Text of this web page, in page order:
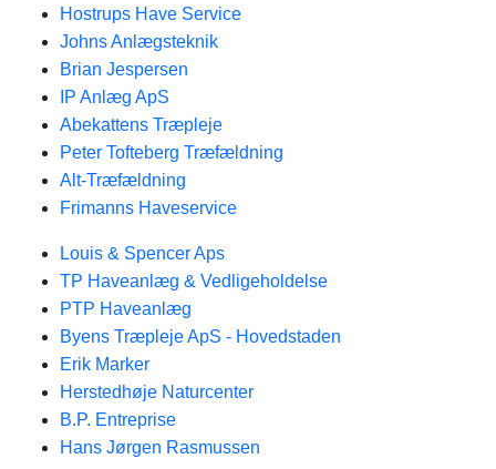
Hostrups Have Service
Johns Anlægsteknik
Brian Jespersen
IP Anlæg ApS
Abekattens Træpleje
Peter Tofteberg Træfældning
Alt-Træfældning
Frimanns Haveservice
Louis & Spencer Aps
TP Haveanlæg & Vedligeholdelse
PTP Haveanlæg
Byens Træpleje ApS - Hovedstaden
Erik Marker
Herstedhøje Naturcenter
B.P. Entreprise
Hans Jørgen Rasmussen